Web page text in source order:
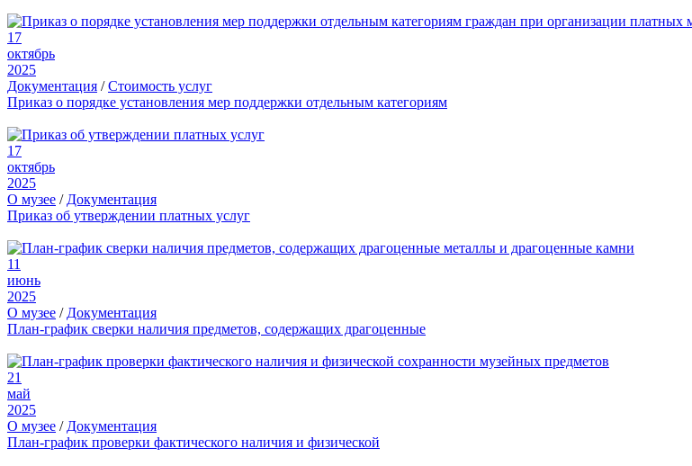
17
октябрь
2025
Документация /Стоимость услуг
Приказ о порядке установления мер поддержки отдельным категориям
17
октябрь
2025
О музее / Документация
Приказ об утверждении платных услуг
11
июнь
2025
О музее / Документация
План-график сверки наличия предметов, содержащих драгоценные
21
май
2025
О музее / Документация
План-график проверки фактического наличия и физической